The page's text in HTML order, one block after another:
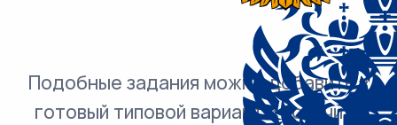
Подобные задания можно добавить в
готовый типовой вариант и получить